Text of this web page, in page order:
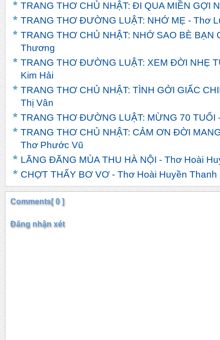
TRANG THƠ CHỦ NHẬT: ĐI QUA MIỀN GỢI
TRANG THƠ ĐƯỜNG LUẬT: NHỚ MẸ - Thơ
TRANG THƠ CHỦ NHẬT: NHỚ SAO BÈ BẠN
Thương
TRANG THƠ ĐƯỜNG LUẬT: XEM ĐỜI NHẸ
Kim Hải
TRANG THƠ CHỦ NHẬT: TÌNH GỞI GIẤC
Thị Vân
TRANG THƠ ĐƯỜNG LUẬT: MỪNG 70 TUỔI
TRANG THƠ CHỦ NHẬT: CẢM ƠN ĐỜI
Thơ Phước Vũ
LÃNG ĐÃNG MÙA THU HÀ NỘI - Thơ Hoài
CHỢT THẤY BƠ VƠ - Thơ Hoài Huyền Thanh
Comments[ 0 ]
Đăng nhận xét